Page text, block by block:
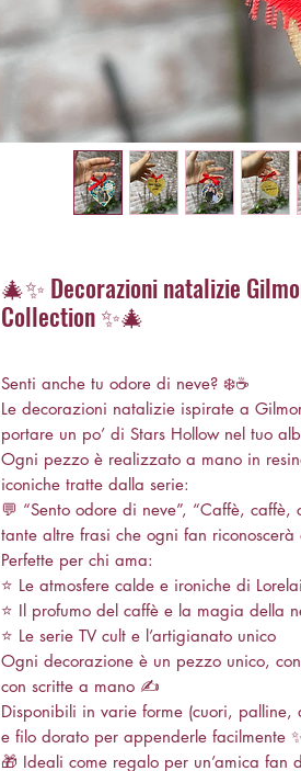
🎄✨ Decorazioni natalizie
Collection ✨🎄
Senti anche tu odore di neve? ❄️☕
Le decorazioni natalizie ispirate a
portare un po’ di Stars Hollow nel tuo
Ogni pezzo è realizzato a mano in
iconiche tratte dalla serie:
💬 “Sento odore di neve”, “Caffè,
tante altre frasi che ogni fan riconoscerà
Perfette per chi ama:
⭐ Le atmosfere calde e ironiche di
⭐ Il profumo del caffè e la magia della
⭐ Le serie TV cult e l’artigianato unico
Ogni decorazione è un pezzo unico,
con scritte a mano ✍️
Disponibili in varie forme (cuori, palline,
e filo dorato per appenderle facilmente
🎁 Ideali come regalo per un’amica